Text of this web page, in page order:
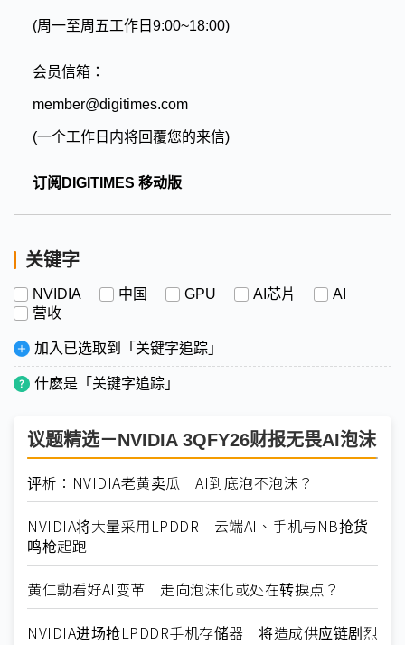
(周一至周五工作日9:00~18:00)
会员信箱：
member@digitimes.com
(一个工作日内将回覆您的来信)
订阅DIGITIMES 移动版
关键字
NVIDIA 中国 GPU AI芯片
AI
营收
加入已选取到「关键字追踪」
什麽是「关键字追踪」
议题精选－NVIDIA 3QFY26财报无畏AI泡沫
评析：NVIDIA老黄卖瓜 AI到底泡不泡沫？
NVIDIA将大量采用LPDDR 云端AI、手机与NB抢货
鸣枪起跑
黄仁勳看好AI变革 走向泡沫化或处在转捩点？
NVIDIA进场抢LPDDR手机存储器 将造成供应链剧烈